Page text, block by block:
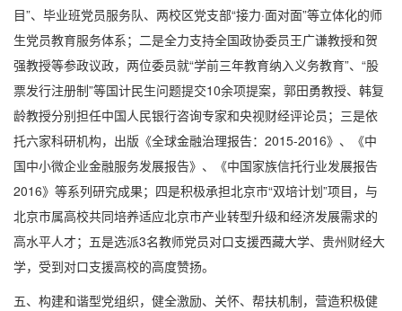
目”、毕业班党员服务队、两校区党支部“接力·面对面”等立体化的师
生党员教育服务体系；二是全力支持全国政协委员王广谦教授和贺
强教授等参政议政，两位委员就“学前三年教育纳入义务教育”、“股
票发行注册制”等国计民生问题提交10余项提案，郭田勇教授、韩复
龄教授分别担任中国人民银行咨询专家和央视财经评论员；三是依
托六家科研机构，出版《全球金融治理报告： 2015-2016》、《中
国中小微企业金融服务发展报告》、《中国家族信托行业发展报告
2016》等系列研究成果；四是积极承担北京市“双培计划”项目，与
北京市属高校共同培养适应北京市产业转型升级和经济发展需求的
高水平人才；五是选派3名教师党员对口支援西藏大学、贵州财经大
学，受到对口支援高校的高度赞扬。
五、构建和谐型党组织，健全激励、关怀、帮扶机制，营造积极健